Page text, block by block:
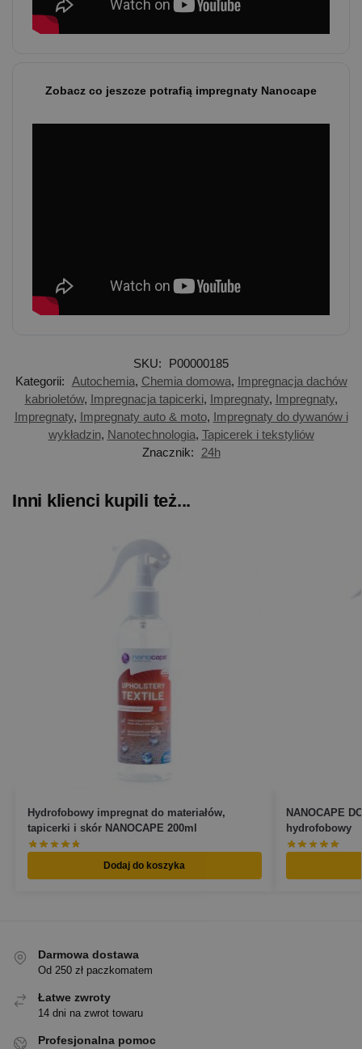
Zobacz co jeszcze potrafią impregnaty Nanocape
SKU:
P00000185
Kategorii: Autochemia, Chemia domowa, Impregnacja dachów
kabrioletów, Impregnacja tapicerki, Impregnaty, Impregnaty,
Impregnaty, Impregnaty auto & moto, Impregnaty do dywanów i
wykładzin, Nanotechnologia, Tapicerek i tekstyliów
Znacznik:
24h
Inni klienci kupili też...
Hydrofobowy impregnat do materiałów,
tapicerki i skór NANOCAPE 200ml
Dodaj do koszyka
NANOCAPE
hydrofobowy
Darmowa dostawa
Od 250 zł paczkomatem
Łatwe zwroty
14 dni na zwrot towaru
Profesjonalna pomoc